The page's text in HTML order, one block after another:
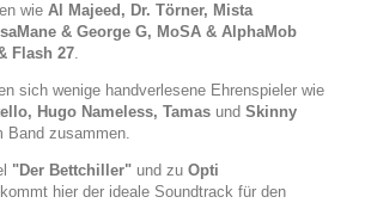
wie Al Majeed, Dr. Törner, Mista
& George G, MoSA & AlphaMob
Flash 27.
sich wenige handverlesene Ehrenspieler wie
Hugo Nameless, Tamas und Skinny
Band zusammen.
"Der Bettchiller" und zu Opti
kommt hier der ideale Soundtrack für den